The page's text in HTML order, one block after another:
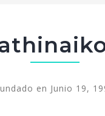
en Junio 19,